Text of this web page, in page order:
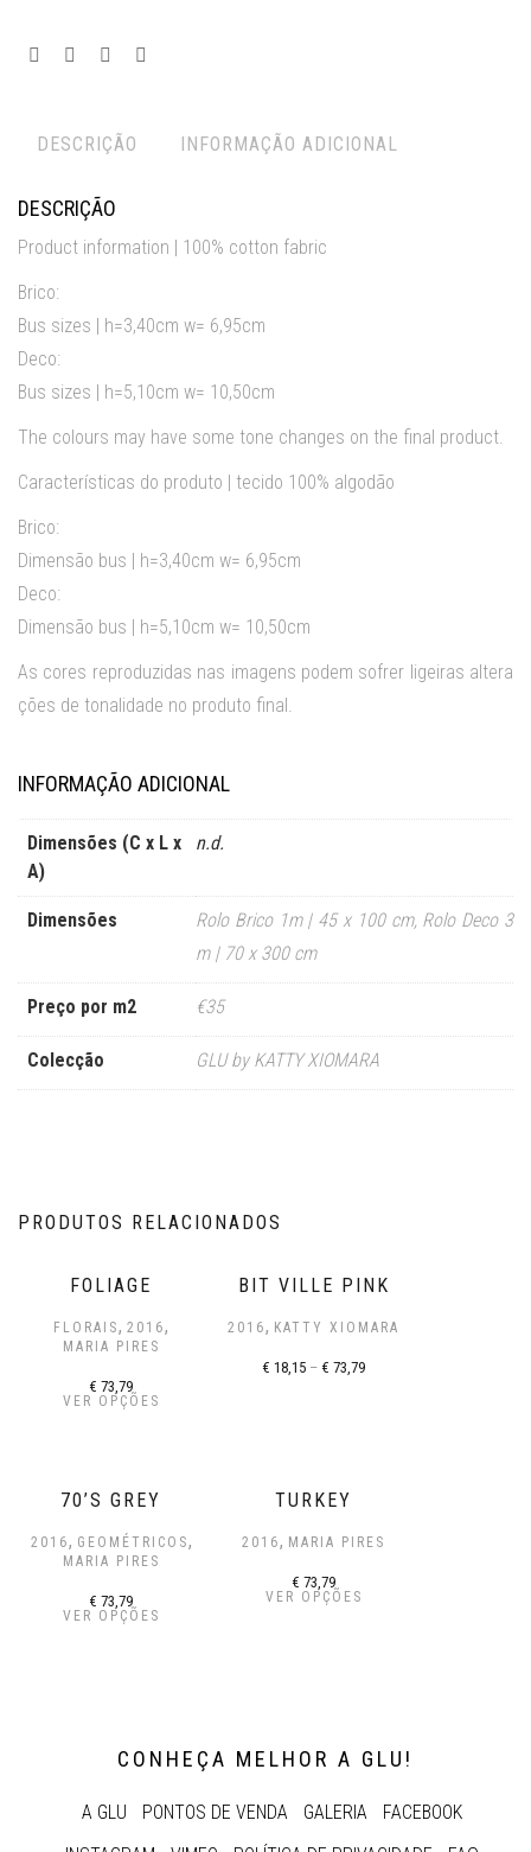
DESCRIÇÃO INFORMAÇÃO ADICIONAL
DESCRIÇÃO
Product information | 100% cotton fabric
Brico:
Bus sizes | h=3,40cm w= 6,95cm
Deco:
Bus sizes | h=5,10cm w= 10,50cm
The colours may have some tone changes on the final product.
Características do produto | tecido 100% algodão
Brico:
Dimensão bus | h=3,40cm w= 6,95cm
Deco:
Dimensão bus | h=5,10cm w= 10,50cm
As cores reproduzidas nas imagens podem sofrer ligeiras altera
ções de tonalidade no produto final.
INFORMAÇÃO ADICIONAL
Dimensões (C x L x
A)
n.d.
Dimensões Rolo Brico 1m | 45 x 100 cm, Rolo Deco 3
m | 70 x 300 cm
Preço por m2 €35
Colecção GLU by KATTY XIOMARA
PRODUTOS RELACIONADOS
FOLIAGE
FLORAIS,2016,
MARIA PIRES
€ 73,79
VER OPÇÕES
BIT VILLE PINK
2016, KATTY XIOMARA
€ 18,15 – € 73,79
70’S GREY
2016, GEOMÉTRICOS,
MARIA PIRES
€ 73,79
VER OPÇÕES
TURKEY
2016, MARIA PIRES
€ 73,79
VER OPÇÕES
CONHEÇA MELHOR A GLU!
A GLU PONTOS DE VENDA GALERIA
FACEBOOK